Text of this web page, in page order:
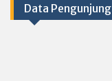
Data Pengunjung